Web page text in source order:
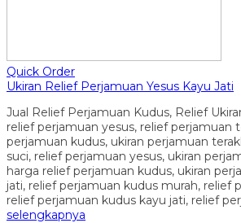
Quick Order
Ukiran Relief Perjamuan Yesus Kayu Jati
Jual Relief Perjamuan Kudus, Relief
relief perjamuan yesus, relief perjamuan
perjamuan kudus, ukiran perjamuan
suci, relief perjamuan yesus, ukiran
harga relief perjamuan kudus, ukiran
jati, relief perjamuan kudus murah, relief
relief perjamuan kudus kayu jati, relief
selengkapnya